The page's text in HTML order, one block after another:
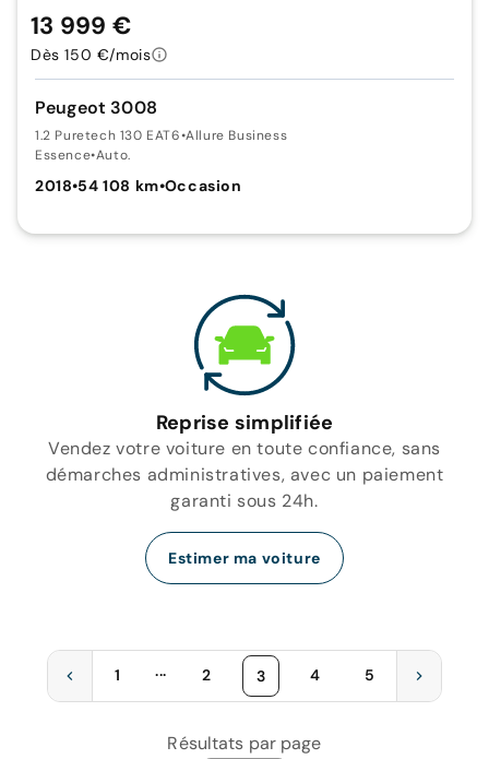
Peugeot 3008
1.2 Puretech 130 EAT6•Allure Business
Essence•Auto.
2018•54 108 km•Occasion
13 999 €
Dès 150 €/mois
Reprise simplifiée
Vendez votre voiture en toute confiance, sans
démarches administratives, avec un paiement
garanti sous 24h.
Estimer ma voiture
1 ... 2 3 4 5
Résultats par page